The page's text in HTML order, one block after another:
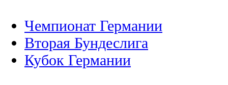
Чемпионат Германии
Вторая Бундеслига
Кубок Германии